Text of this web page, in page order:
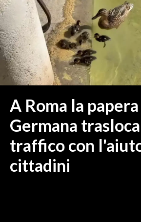
MEDIO CAMPIDANO
ORISTANO E PROVINCIA
SASSARI E PROVINCIA
GALLURA
NUORO E PROVINCIA
OGLIASTRA
ITALIA
MONDO
POLITICA
A Roma la papera
Germana
traffico con
cittadini